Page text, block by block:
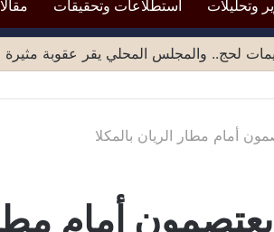
وتحليلات استطلاعات وتحقيقات
لحج.. والمجلس المحلي يقر عقوبة
أمام مطار الريان بالمكلا
يعتصمون أمام